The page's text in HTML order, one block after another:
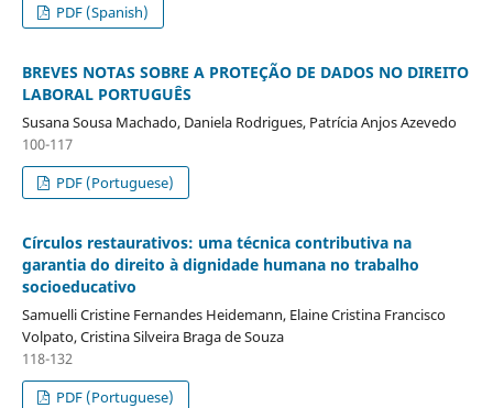
PDF (Spanish)
BREVES NOTAS SOBRE A PROTEÇÃO DE DADOS NO DIREITO
LABORAL PORTUGUÊS
Susana Sousa Machado, Daniela Rodrigues, Patrícia Anjos Azevedo
100-117
PDF (Portuguese)
Círculos restaurativos: uma técnica contributiva na
garantia do direito à dignidade humana no trabalho
socioeducativo
Samuelli Cristine Fernandes Heidemann, Elaine Cristina Francisco
Volpato, Cristina Silveira Braga de Souza
118-132
PDF (Portuguese)